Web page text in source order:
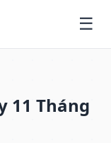
11 Tháng